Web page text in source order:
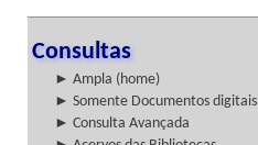
Consultas
► Ampla (home)
► Somente Documentos digitais
► Consulta Avançada